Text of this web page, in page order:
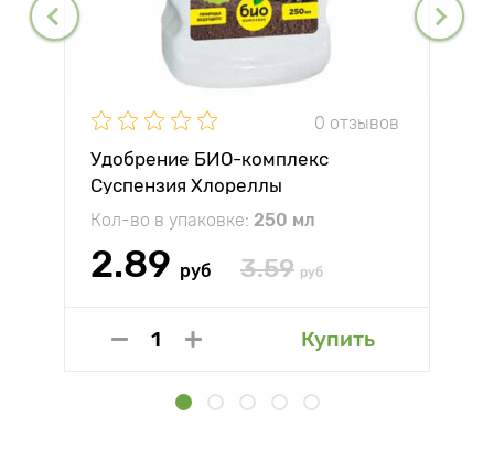
0 отзывов
Удобрение БИО-комплекс
Суспензия Хлореллы
Кол-во в упаковке: 250 мл
2.89 руб 3.59 руб
Купить